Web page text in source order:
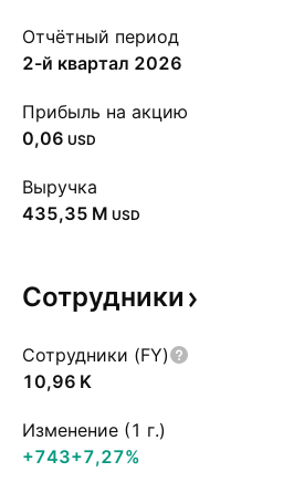
Отчётный период
2-й квартал 2026
Прибыль на акцию
0,06 USD
Выручка
‪435,35 M‬ USD
Сотрудники
Сотрудники (FY)
‪10,96 K‬
Изменение (1 г.)
+743+7,27%